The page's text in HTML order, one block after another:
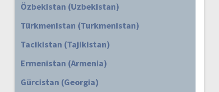
Özbekistan (Uzbekistan)
Türkmenistan (Turkmenistan)
Tacikistan (Tajikistan)
Ermenistan (Armenia)
Gürcistan (Georgia)